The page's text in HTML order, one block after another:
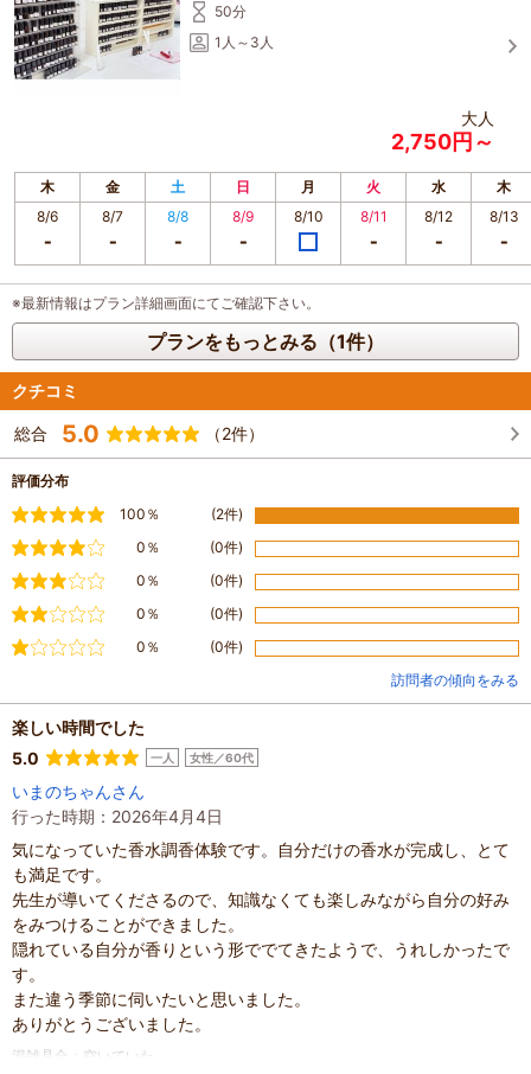
簡単に香りづくりを楽しめる体験コースもあります。
【主な取扱品目】
香水（メゾン＆ファッションブランド）、ルームフレグランス（スプレー、デ
●天然木のリードディフューザー「木香厘（きこり）」シリーズ
●ルームスプレー「花香厘（かこり）」「男鹿シリーズ」「ボタニカルシリー
ズ」
●秋田県美郷町の「美郷雪華（ミサトセッカ）」 ルームスプレー など
50分
1人～3人
大人
2,750円～
木 金 土 日 月 火 水
木
8/6
8/7 8/8 8/9 8/10 8/11 8/12 8/13
※最新情報はプラン詳細画面にてご確認下さい。
プランをもっとみる（1件）
クチコミ
総合 5.0 （2件）
評価分布
満足
100％ (2件)
やや満足
0％ (0件)
普通0％ (0件)
やや不満
0％ (0件)
不満0％
(0件)
訪問者の傾向をみる
楽しい時間でした
5.0
一人 女性／60代
いまのちゃんさん
行った時期：2026年4月4日
気になっていた香水調香体験です。自分だけの香水が完成し、とて
も満足です。
先生が導いてくださるので、知識なくても楽しみながら自分の好み
をみつけることができました。
隠れている自分が香りという形ででてきたようで、うれしかったで
す。
また違う季節に伺いたいと思いました。
ありがとうございました。
混雑具合
空いていた